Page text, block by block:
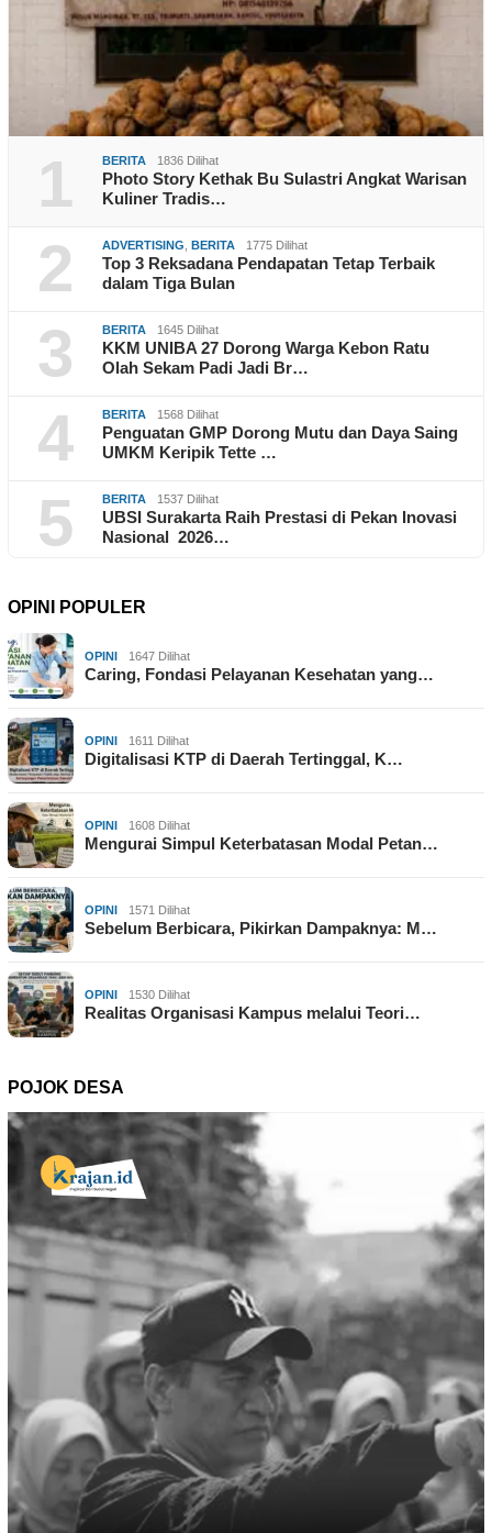
1 BERITA 1836 Dilihat
Photo Story Kethak Bu Sulastri Angkat Warisan
Kuliner Tradis…
2 ADVERTISING BERITA 1775 Dilihat
Top 3 Reksadana Pendapatan Tetap Terbaik
dalam Tiga Bulan
3 BERITA 1645 Dilihat
KKM UNIBA 27 Dorong Warga Kebon Ratu
Olah Sekam Padi Jadi Br…
4 BERITA 1568 Dilihat
Penguatan GMP Dorong Mutu dan Daya Saing
UMKM Keripik Tette …
5 BERITA 1537 Dilihat
UBSI Surakarta Raih Prestasi di Pekan Inovasi
Nasional 2026…
OPINI POPULER
OPINI 1647 Dilihat
Caring, Fondasi Pelayanan Kesehatan yang…
OPINI 1611 Dilihat
Digitalisasi KTP di Daerah Tertinggal, K…
OPINI 1608 Dilihat
Mengurai Simpul Keterbatasan Modal Petan…
OPINI 1571 Dilihat
Sebelum Berbicara, Pikirkan Dampaknya: M…
OPINI 1530 Dilihat
Realitas Organisasi Kampus melalui Teori…
POJOK DESA